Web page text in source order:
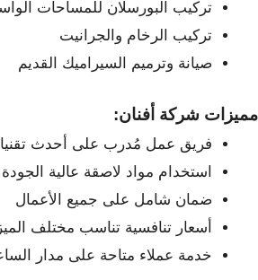
تركيب البورسلان للمساحات
تركيب الرخام والجرانيت
صيانة وترميم السيراميك القديم
مميزات شركة أفنان:
فريق عمل مُدرب على أحدث
استخدام مواد لاصقة عالية الجودة
ضمان شامل على جميع الأعمال
أسعار تنافسية تناسب مختلف
خدمة عملاء متاحة على مدار